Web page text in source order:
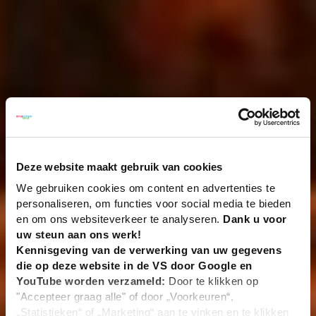
Deze website maakt gebruik van cookies
We gebruiken cookies om content en advertenties te
personaliseren, om functies voor social media te bieden
en om ons websiteverkeer te analyseren. Dank u voor
uw steun aan ons werk!
Kennisgeving van de verwerking van uw gegevens
die op deze website in de VS door Google en
YouTube worden verzameld: Door te klikken op
"Accepteer graag alle" of door „Voorkeuren“,
„Statistieken“ of „Marketing“ aan te vinken en te klikken